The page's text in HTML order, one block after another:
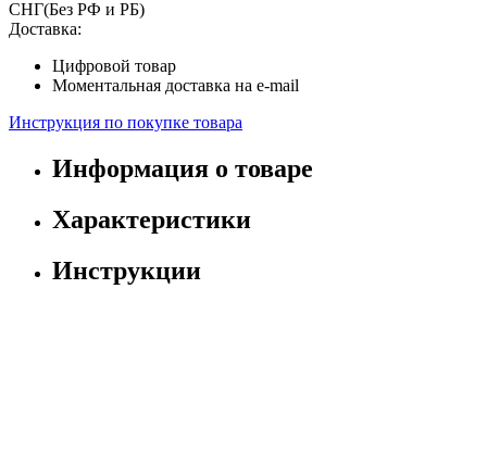
СНГ(Без РФ и РБ)
Доставка:
Цифровой товар
Моментальная доставка на e-mail
Инструкция по покупке товара
Информация о товаре
Характеристики
Инструкции